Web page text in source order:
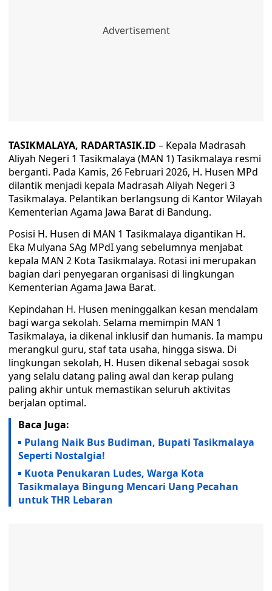
TASIKMALAYA, RADARTASIK.ID – Kepala Madrasah
Aliyah Negeri 1 Tasikmalaya (MAN 1) Tasikmalaya resmi
berganti. Pada Kamis, 26 Februari 2026, H. Husen MPd
dilantik menjadi kepala Madrasah Aliyah Negeri 3
Tasikmalaya. Pelantikan berlangsung di Kantor Wilayah
Kementerian Agama Jawa Barat di Bandung.
Posisi H. Husen di MAN 1 Tasikmalaya digantikan H.
Eka Mulyana SAg MPdI yang sebelumnya menjabat
kepala MAN 2 Kota Tasikmalaya. Rotasi ini merupakan
bagian dari penyegaran organisasi di lingkungan
Kementerian Agama Jawa Barat.
Kepindahan H. Husen meninggalkan kesan mendalam
bagi warga sekolah. Selama memimpin MAN 1
Tasikmalaya, ia dikenal inklusif dan humanis. Ia mampu
merangkul guru, staf tata usaha, hingga siswa. Di
lingkungan sekolah, H. Husen dikenal sebagai sosok
yang selalu datang paling awal dan kerap pulang
paling akhir untuk memastikan seluruh aktivitas
berjalan optimal.
Baca Juga:
Pulang Naik Bus Budiman, Bupati Tasikmalaya
Seperti Nostalgia!
Kuota Penukaran Ludes, Warga Kota
Tasikmalaya Bingung Mencari Uang Pecahan
untuk THR Lebaran